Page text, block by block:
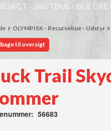
- JAGTBUE - BUEGREJ
OLYMPISK - Recurvebue - Udstyr
til oversigt
Trail
56683